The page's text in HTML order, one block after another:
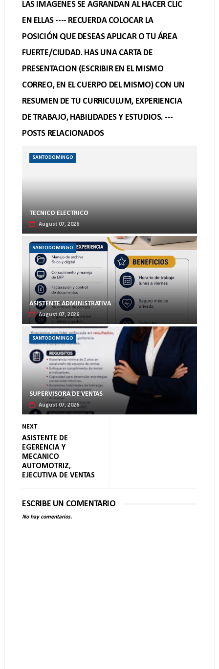
LAS IMAGENES SE AGRANDAN AL HACER CLIC
EN ELLAS ---- RECUERDA COLOCAR LA
POSICIÓN QUE DESEAS APLICAR O TU ÁREA
FUERTE/CIUDAD. HAS UNA CARTA DE
PRESENTACION (ESCRIBIR EN EL MISMO
CORREO, EN EL CUERPO DEL MISMO) CON UN
RESUMEN DE TU CURRICULUM, EXPERIENCIA
DE TRABAJO, HABILIDADES Y ESTUDIOS. ---
POSTS RELACIONADOS
SANTODOMINGO
TECNICO ELECTRICO
August 07, 2026
SANTODOMINGO
ASISTENTE ADMINISTRATIVA
August 07, 2026
SANTODOMINGO
SUPERVISORA DE VENTAS
August 07, 2026
NEXT
ASISTENTE DE
EGERENCIA Y
MECANICO
AUTOMOTRIZ,
EJECUTIVA DE VENTAS
ESCRIBE UN COMENTARIO
No hay comentarios.